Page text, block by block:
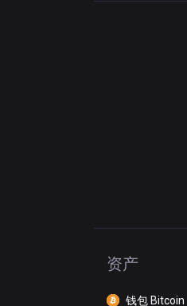
资产
钱包 Bitcoin